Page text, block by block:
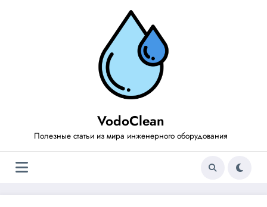
VodoClean
Полезные статьи из мира инженерного оборудования